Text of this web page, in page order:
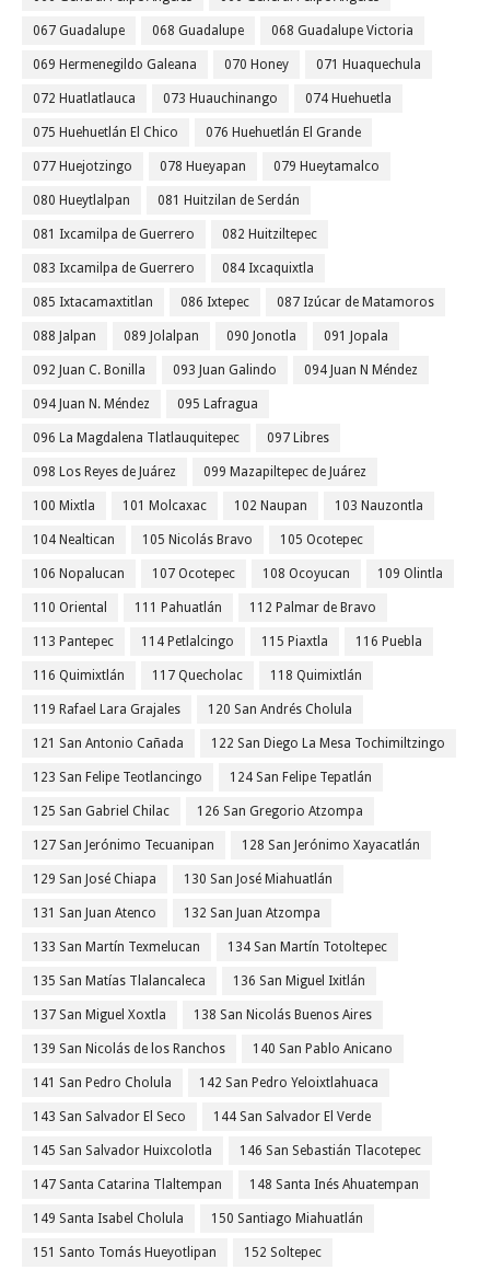
067 Guadalupe 068 Guadalupe 068 Guadalupe Victoria
069 Hermenegildo Galeana 070 Honey 071 Huaquechula
072 Huatlatlauca 073 Huauchinango 074 Huehuetla
075 Huehuetlán El Chico 076 Huehuetlán El Grande
077 Huejotzingo 078 Hueyapan 079 Hueytamalco
080 Hueytlalpan 081 Huitzilan de Serdán
081 Ixcamilpa de Guerrero 082 Huitziltepec
083 Ixcamilpa de Guerrero 084 Ixcaquixtla
085 Ixtacamaxtitlan 086 Ixtepec 087 Izúcar de Matamoros
088 Jalpan 089 Jolalpan 090 Jonotla 091 Jopala
092 Juan C. Bonilla 093 Juan Galindo 094 Juan N Méndez
094 Juan N. Méndez 095 Lafragua
096 La Magdalena Tlatlauquitepec 097 Libres
098 Los Reyes de Juárez 099 Mazapiltepec de Juárez
100 Mixtla 101 Molcaxac 102 Naupan 103 Nauzontla
104 Nealtican 105 Nicolás Bravo 105 Ocotepec
106 Nopalucan 107 Ocotepec 108 Ocoyucan 109 Olintla
110 Oriental 111 Pahuatlán 112 Palmar de Bravo
113 Pantepec 114 Petlalcingo 115 Piaxtla 116 Puebla
116 Quimixtlán 117 Quecholac 118 Quimixtlán
119 Rafael Lara Grajales 120 San Andrés Cholula
121 San Antonio Cañada 122 San Diego La Mesa Tochimiltzingo
123 San Felipe Teotlancingo 124 San Felipe Tepatlán
125 San Gabriel Chilac 126 San Gregorio Atzompa
127 San Jerónimo Tecuanipan 128 San Jerónimo Xayacatlán
129 San José Chiapa 130 San José Miahuatlán
131 San Juan Atenco 132 San Juan Atzompa
133 San Martín Texmelucan 134 San Martín Totoltepec
135 San Matías Tlalancaleca 136 San Miguel Ixitlán
137 San Miguel Xoxtla 138 San Nicolás Buenos Aires
139 San Nicolás de los Ranchos 140 San Pablo Anicano
141 San Pedro Cholula 142 San Pedro Yeloixtlahuaca
143 San Salvador El Seco 144 San Salvador El Verde
145 San Salvador Huixcolotla 146 San Sebastián Tlacotepec
147 Santa Catarina Tlaltempan 148 Santa Inés Ahuatempan
149 Santa Isabel Cholula 150 Santiago Miahuatlán
151 Santo Tomás Hueyotlipan 152 Soltepec